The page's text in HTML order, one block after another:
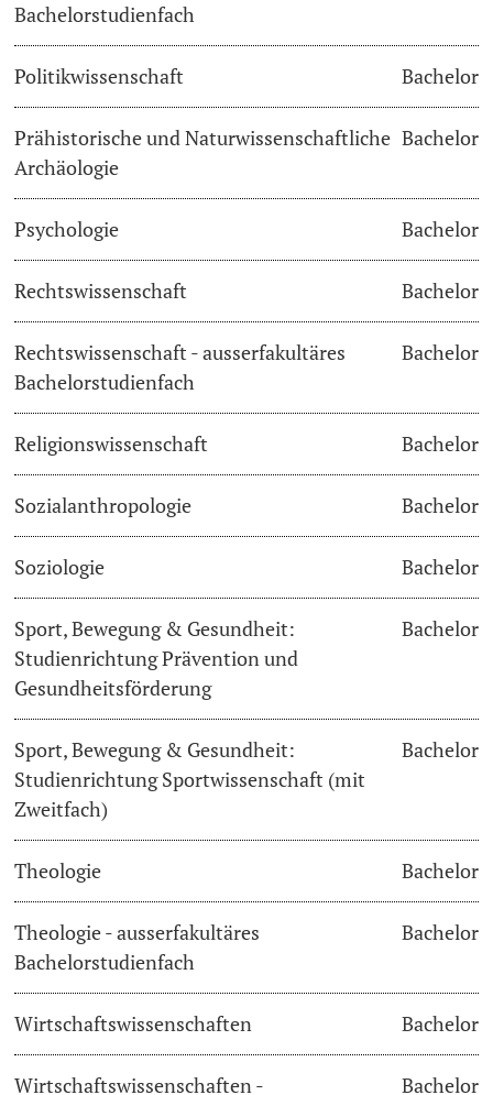
Bachelorstudienfach
Politikwissenschaft Bachelor
Prähistorische und Naturwissenschaftliche
Archäologie
Bachelor
Psychologie Bachelor
Rechtswissenschaft Bachelor
Rechtswissenschaft - ausserfakultäres
Bachelorstudienfach
Bachelor
Religionswissenschaft Bachelor
Sozialanthropologie Bachelor
Soziologie Bachelor
Sport, Bewegung & Gesundheit:
Studienrichtung Prävention und
Gesundheitsförderung
Bachelor
Sport, Bewegung & Gesundheit:
Studienrichtung Sportwissenschaft (mit
Zweitfach)
Bachelor
Theologie Bachelor
Theologie - ausserfakultäres
Bachelorstudienfach
Bachelor
Wirtschaftswissenschaften Bachelor
Wirtschaftswissenschaften - Bachelor